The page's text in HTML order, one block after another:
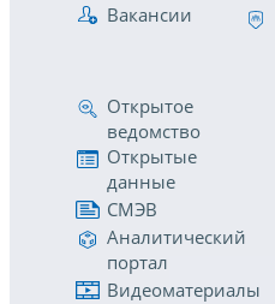
Вакансии
Открытое
ведомство
Открытые
данные
СМЭВ
Аналитический
портал
Видеоматериалы